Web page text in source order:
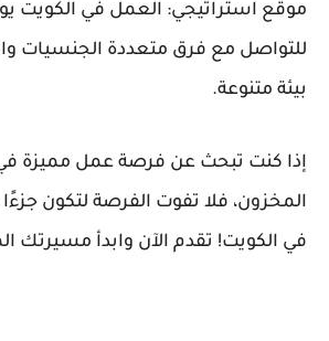
موقع استراتيجي: العمل في الكويت
للتواصل مع فرق متعددة الجنسيات
بيئة متنوعة.
إذا كنت تبحث عن فرصة عمل مميزة في
في الكويت! تقدم الآن وابدأ مسيرتك